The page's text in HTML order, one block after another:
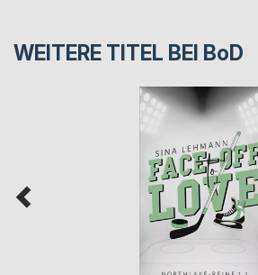
WEITERE TITEL BEI BoD